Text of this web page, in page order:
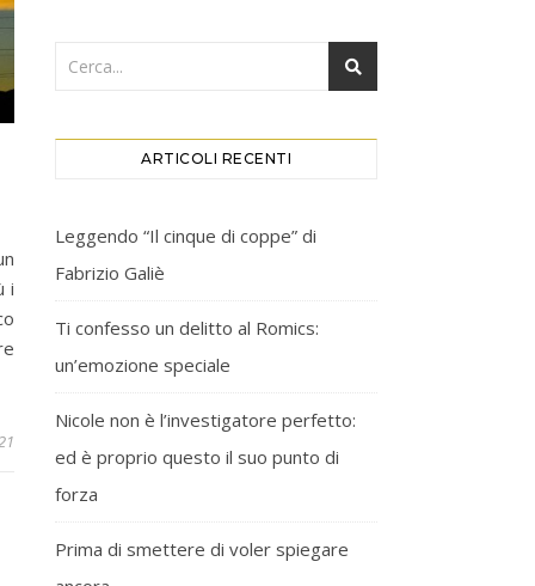
i
ARTICOLI RECENTI
Leggendo “Il cinque di coppe” di
Fabrizio Galiè
Ti confesso un delitto al Romics:
un’emozione speciale
Nicole non è l’investigatore perfetto:
ed è proprio questo il suo punto di
forza
Prima di smettere di voler spiegare